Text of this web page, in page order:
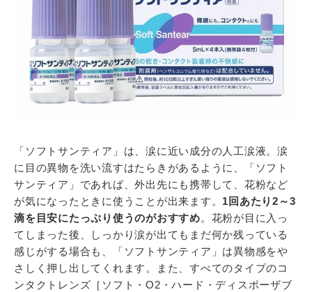
「ソフトサンティア」は、涙に近い成分の人工涙液。涙
に目の異物を洗い流すはたらきがあるように、「ソフト
サンティア」であれば、外出先にも携帯して、花粉など
が気になったときに使うことが出来ます。 1回あたり2～3
滴を目安にたっぷり使うのがおすすめ。花粉が目に入っ
てしまった後、しっかり涙が出てもまだ何か残っている
感じがする場合も、「ソフトサンティア」は異物感をや
さしく押し出してくれます。また、すべてのタイプのコ
ンタクトレンズ［ソフト・O2・ハード・ディスポーザブ